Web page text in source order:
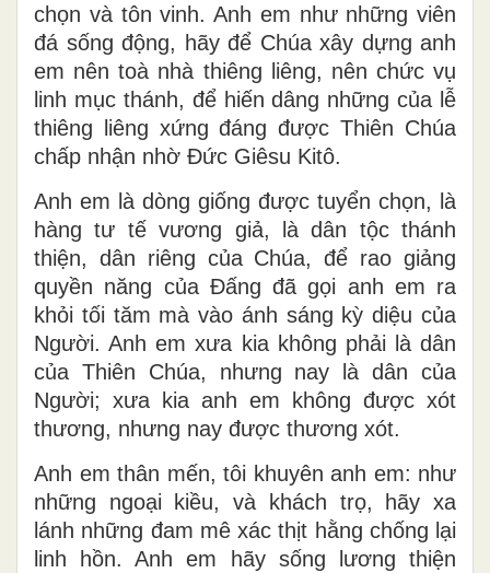
chọn và tôn vinh. Anh em như những viên
đá sống động, hãy để Chúa xây dựng anh
em nên toà nhà thiêng liêng, nên chức vụ
linh mục thánh, để hiến dâng những của lễ
thiêng liêng xứng đáng được Thiên Chúa
chấp nhận nhờ Ðức Giêsu Kitô.
Anh em là dòng giống được tuyển chọn, là
hàng tư tế vương giả, là dân tộc thánh
thiện, dân riêng của Chúa, để rao giảng
quyền năng của Ðấng đã gọi anh em ra
khỏi tối tăm mà vào ánh sáng kỳ diệu của
Người. Anh em xưa kia không phải là dân
của Thiên Chúa, nhưng nay là dân của
Người; xưa kia anh em không được xót
thương, nhưng nay được thương xót.
Anh em thân mến, tôi khuyên anh em: như
những ngoại kiều, và khách trọ, hãy xa
lánh những đam mê xác thịt hằng chống lại
linh hồn. Anh em hãy sống lương thiện